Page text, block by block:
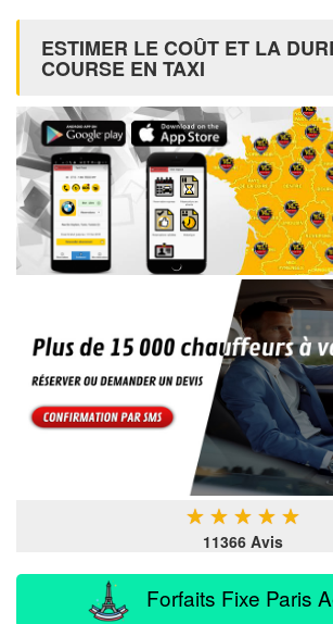
ESTIMER LE COÛT ET LA
COURSE EN TAXI
★ ★ ★ ★ ★
11366 Avis
Forfaits Fixe Paris